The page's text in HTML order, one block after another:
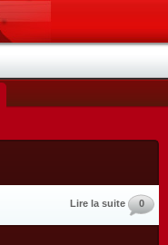
Lire la suite 0